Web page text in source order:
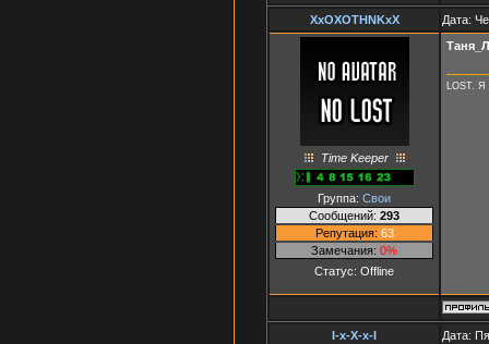
XxOXOTHNKxX Дата:
Time Keeper
Группа: Свои
Сообщений: 293
Репутация: 63
Замечания: 0%
Статус: Offline
LOST.
I-x-X-x-I Дата: